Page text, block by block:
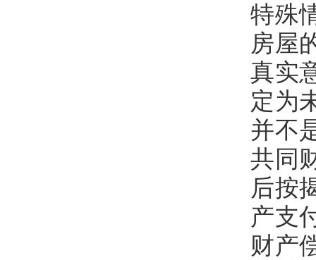
特殊
房屋
真实
定为
并不
共同
后按
产支
财产